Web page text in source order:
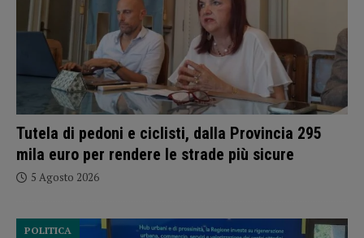
Tutela di pedoni e ciclisti, dalla Provincia 295
mila euro per rendere le strade più sicure
5 Agosto 2026
POLITICA